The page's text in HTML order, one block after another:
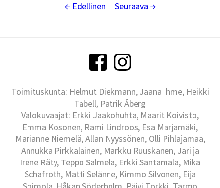
← Edellinen Seuraava →
Toimituskunta: Helmut Diekmann, Jaana Ihme, Heikki
Tabell, Patrik Åberg
Valokuvaajat: Erkki Jaakohuhta, Maarit Koivisto,
Emma Kosonen, Rami Lindroos, Esa Marjamäki,
Marianne Niemelä, Allan Nyyssönen, Olli Pihlajamaa,
Annukka Pirkkalainen, Markku Ruuskanen, Jari ja
Irene Räty, Teppo Salmela, Erkki Santamala, Mika
Schafroth, Matti Selänne, Kimmo Silvonen, Eija